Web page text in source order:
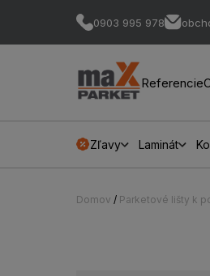
0903 995 978
Referencie
Zľavy Laminát
Domov / Parketové lišty k